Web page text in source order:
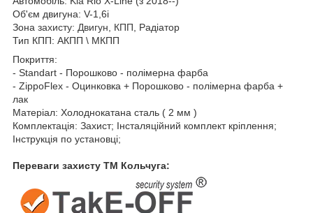
Об'єм двигуна: V-1,6і
Зона захисту: Двигун, КПП , Радіатор
Тип КПП: АКПП \ МКПП
Покриття:
- Standart - Порошково - полімерна фарба
- ZippoFlex - Оцинковка + Порошково - полімерна фарба +
лак
Матеріал: Холоднокатана сталь ( 2 мм )
Комплектація: Захист; Інсталяційний комплект кріплення;
Інструкція по установці;
Переваги захисту ТМ Кольчуга: